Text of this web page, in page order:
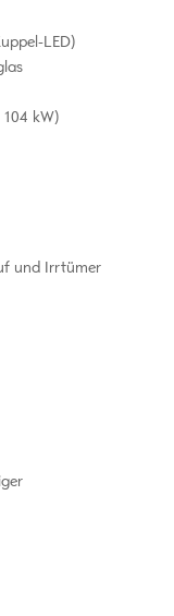
LED)
kW)
und Irrtümer